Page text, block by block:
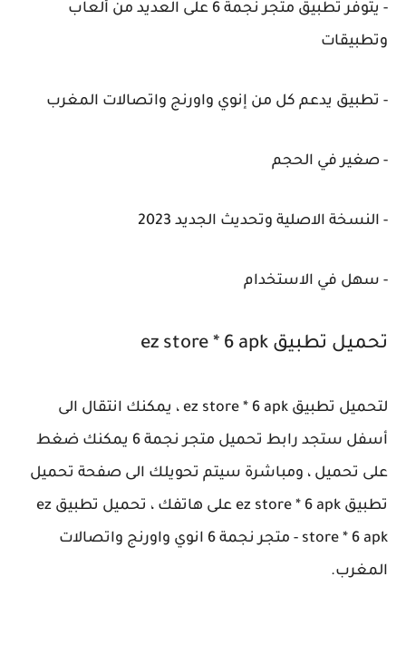
- يتوفر تطبيق متجر نجمة 6 على العديد من ألعاب
وتطبيقات
- تطبيق يدعم كل من إنوي واورنج واتصالات المغرب
- صغير في الحجم
- النسخة الاصلية وتحديث الجديد 2023
- سهل في الاستخدام
تحميل تطبيق ez store * 6 apk
لتحميل تطبيق ez store * 6 apk ، يمكنك انتقال الى
أسفل ستجد رابط تحميل متجر نجمة 6 يمكنك ضغط
على تحميل ، ومباشرة سيتم تحويلك الى صفحة تحميل
تطبيق ez store * 6 apk على هاتفك ، تحميل تطبيق ez
store * 6 apk - متجر نجمة 6 انوي واورنج واتصالات
المغرب.